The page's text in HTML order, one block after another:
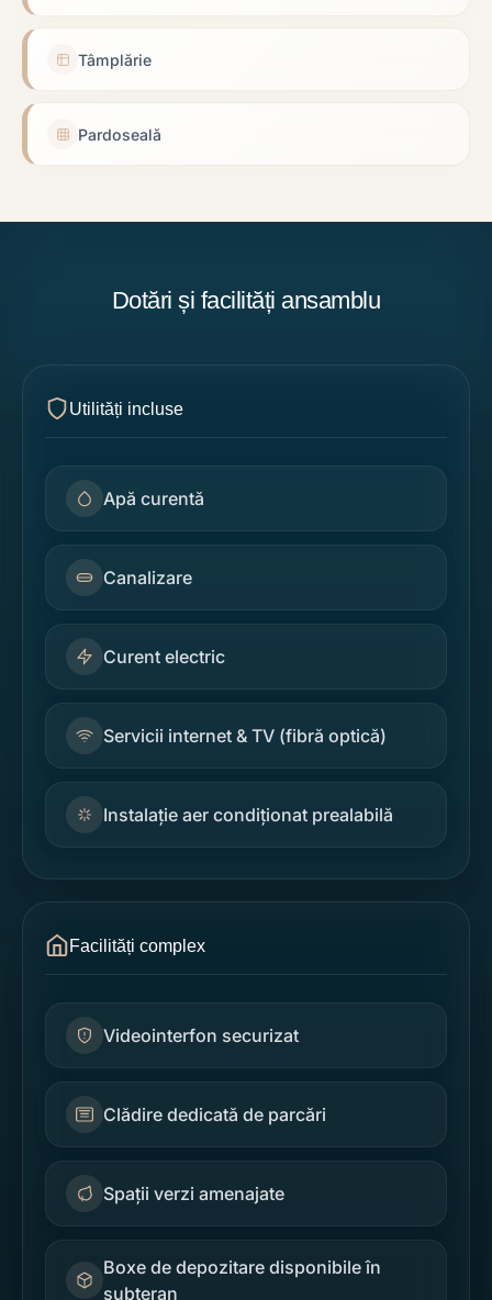
Tâmplărie
Pardoseală
Dotări și facilități ansamblu
Utilități incluse
Apă curentă
Canalizare
Curent electric
Servicii internet & TV (fibră optică)
Instalație aer condiționat prealabilă
Facilități complex
Videointerfon securizat
Clădire dedicată de parcări
Spații verzi amenajate
Boxe de depozitare disponibile în
subteran